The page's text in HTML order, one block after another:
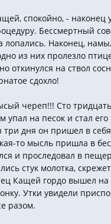
спокойно, - наконец
Бессмертный
лопались. Наконец,
из них пролезло
откинулся на ствол
сдохло!
череп!!! Сто тридцать
упал на песок и стал его
три дня он пришел в себя
то мысль пришла в
и проследовал в
стук молотка,
Кащей гордо вышел на
Утки увидели
разом.